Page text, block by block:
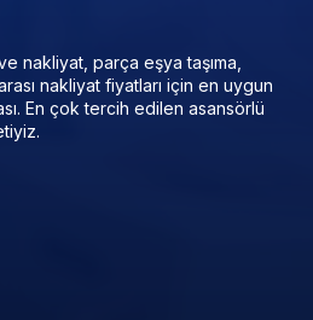
nakliyat, parça eşya taşıma,
nakliyat fiyatları için en uygun
En çok tercih edilen asansörlü